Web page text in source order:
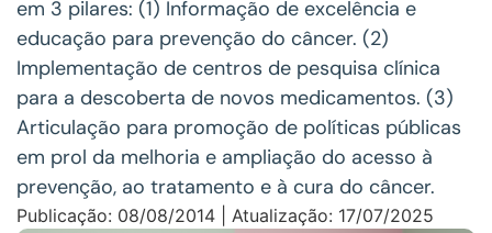
em 3 pilares: (1) Informação de excelência e
educação para prevenção do câncer. (2)
Implementação de centros de pesquisa clínica
para a descoberta de novos medicamentos. (3)
Articulação para promoção de políticas públicas
em prol da melhoria e ampliação do acesso à
prevenção, ao tratamento e à cura do câncer.
Publicação: 08/08/2014 | Atualização: 17/07/2025